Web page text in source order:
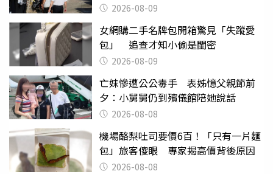
2026-08-09
女網購二手名牌包開箱驚見「失蹤愛
包」 追查才知小偷是閨密
2026-08-09
亡妹慘遭公公毒手 表姊憶父親節前
夕：小舅舅仍到殯儀館陪她說話
2026-08-08
機場酪梨吐司要價6百！「只有一片麵
包」旅客傻眼 專家揭高價背後原因
2026-08-08